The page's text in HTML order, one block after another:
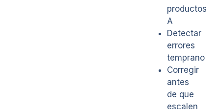
productos
A
Detectar
errores
temprano
Corregir
antes
de que
escalen